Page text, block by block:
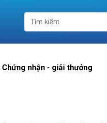
Chứng nhận - giải thưởng